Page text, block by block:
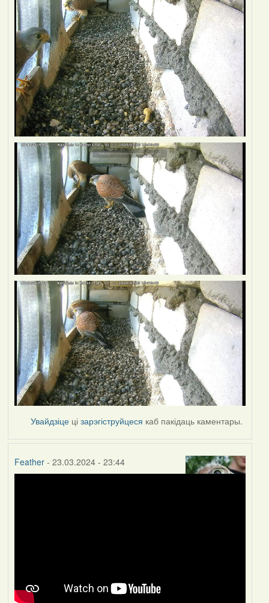
Увайдзіце цізарэгіструйцеся каб пакідаць каментары.
Feather- 23.03.2024 - 23:44